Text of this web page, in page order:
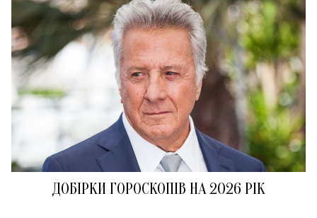
ДОБІРКИ ГОРОСКОПІВ НА 2026 РІК